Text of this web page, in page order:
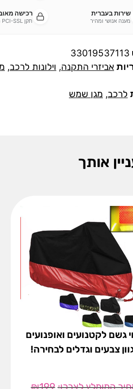
שירות בעברית
מענה אנושי ומהיר
רכישה
תקן PCI-SSL מחמיר
33019537113
אביזרי התקנה, וילונות לרכב,
לרכב, מגן שמש
אותך
גשם לקטנועים ואופנועים
צבעים וגדלים לבחירה!
₪199